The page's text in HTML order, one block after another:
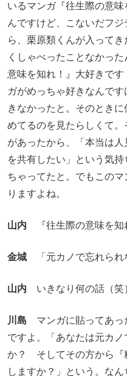
いるマンガ『往生際の意
んですけど、こないだフ
ら、栗原類くんが入って
くしゃべったことなかっ
意味を知れ！』大好きで
ガがめっちゃ好きなんで
きなかったと。そのとき
めてるのを見たらしくて
があったから、「本当は
を共有したい」という気
ちゃってたと。でもこの
りますよね。
山内 『往生際の意味を知
金城 「元カノで忘れられ
山内 いきなり何の話（笑
川島 マンガに貼ってあっ
ですよ。「あなたは元カ
か？ そしてその方から『
しますか？」という。なん